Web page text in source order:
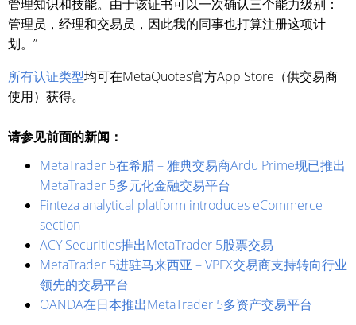
管理知识和技能。由于该证书可以一次确认三个能力级别：
管理员，经理和交易员，因此我的同事也打算注册这项计
划。”
所有认证类型均可在MetaQuotes官方App Store（供交易商
使用）获得。
请参见前面的新闻：
MetaTrader 5在希腊 – 雅典交易商Ardu Prime现已推出
MetaTrader 5多元化金融交易平台
Finteza analytical platform introduces eCommerce
section
ACY Securities推出MetaTrader 5股票交易
MetaTrader 5进驻马来西亚 – VPFX交易商支持转向行业
领先的交易平台
OANDA在日本推出MetaTrader 5多资产交易平台